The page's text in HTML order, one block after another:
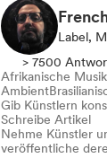
> 7500
Afrikanische Musik
Ambient
Gib Künstlern
Schreibe Artikel
Nehme Künstler
veröffentliche